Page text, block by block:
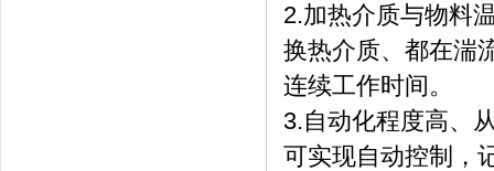
2.加热介质与物料
换热介质、都在湍
连续工作时间。
3.自动化程度高、
可实现自动控制，